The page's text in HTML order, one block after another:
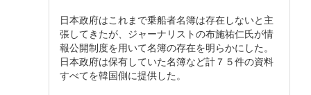
日本政府はこれまで乗船者名簿は存在しないと主
張してきたが、ジャーナリストの布施祐仁氏が情
報公開制度を用いて名簿の存在を明らかにした。
日本政府は保有していた名簿など計７５件の資料
すべてを韓国側に提供した。